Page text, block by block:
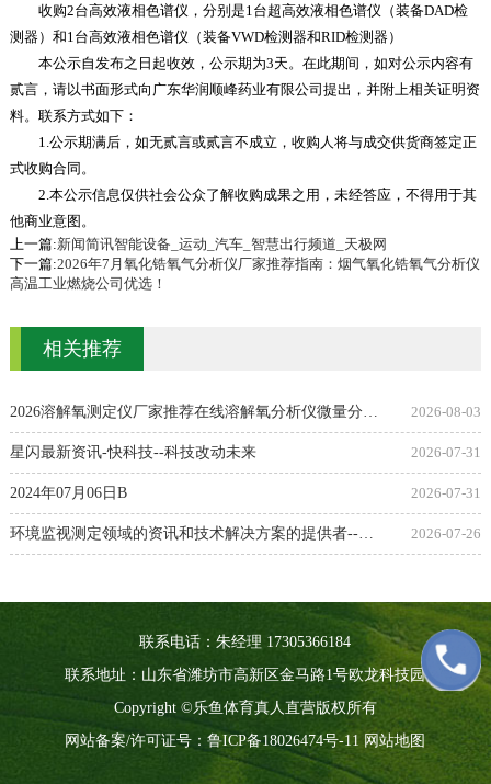
收购2台高效液相色谱仪，分别是1台超高效液相色谱仪（装备DAD检
测器）和1台高效液相色谱仪（装备VWD检测器和RID检测器）
本公示自发布之日起收效，公示期为3天。在此期间，如对公示内容有
贰言，请以书面形式向广东华润顺峰药业有限公司提出，并附上相关证明资
料。联系方式如下：
1.公示期满后，如无贰言或贰言不成立，收购人将与成交供货商签定正
式收购合同。
2.本公示信息仅供社会公众了解收购成果之用，未经答应，不得用于其
他商业意图。
上一篇:新闻简讯智能设备_运动_汽车_智慧出行频道_天极网
下一篇:2026年7月氧化锆氧气分析仪厂家推荐指南：烟气氧化锆氧气分析仪
高温工业燃烧公司优选！
相关推荐
2026溶解氧测定仪厂家推荐在线溶解氧分析仪微量分析仪检测仪便携式微量溶氧仪厂家优选指南！ 2026-08-03
星闪最新资讯-快科技--科技改动未来 2026-07-31
2024年07月06日B 2026-07-31
环境监视测定领域的资讯和技术解决方案的提供者--环境监视测定 - OFweek环保网 2026-07-26
联系电话：朱经理 17305366184
联系地址：山东省潍坊市高新区金马路1号欧龙科技园
Copyright ©乐鱼体育真人直营版权所有
网站备案/许可证号：鲁ICP备18026474号-11 网站地图